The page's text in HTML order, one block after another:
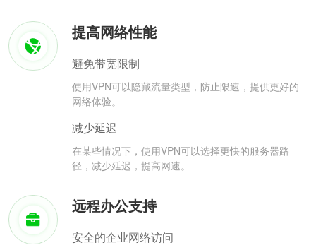
提高网络性能
避免带宽限制
使用VPN可以隐藏流量类型，防止限速，提供更好的
网络体验。
减少延迟
在某些情况下，使用VPN可以选择更快的服务器路
径，减少延迟，提高网速。
远程办公支持
安全的企业网络访问